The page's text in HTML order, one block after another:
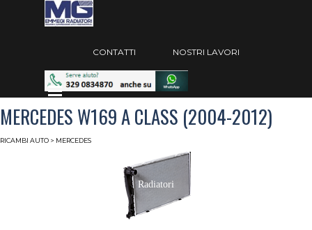
Vai ai contenuti
Salta menù
CONTATTI NOSTRI LAVORI
Salta menù
MERCEDES W169 A CLASS (2004-2012)
RICAMBI AUTO > MERCEDES
Radiatori